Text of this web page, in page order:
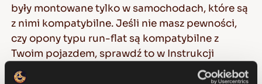
były montowane tylko w samochodach, które są
z nimi kompatybilne. Jeśli nie masz pewności,
czy opony typu run-flat są kompatybilne z
Twoim pojazdem, sprawdź to w Instrukcji
Obsługi Samochodu.